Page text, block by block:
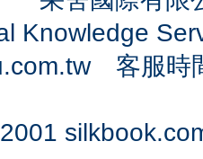
Knowledge
客服時